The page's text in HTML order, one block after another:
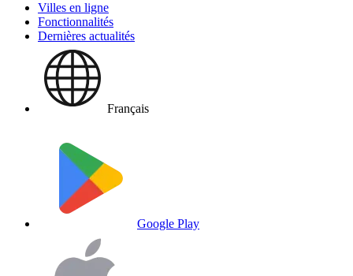
Villes en ligne
Fonctionnalités
Dernières actualités
Français
Google Play